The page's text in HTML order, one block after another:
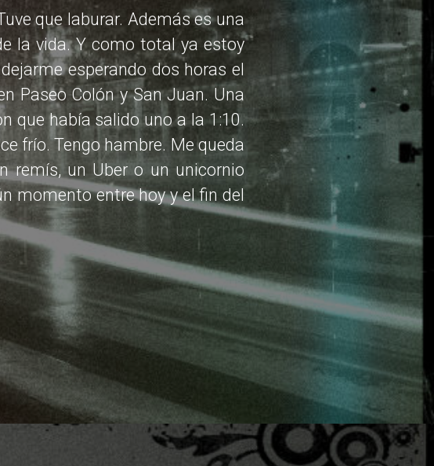
que laburar. Además es una
la vida. Y como total ya estoy
esperando dos horas el
Paseo Colón y San Juan. Una
que había salido uno a la 1:10.
frío. Tengo hambre. Me queda
remís, un Uber o un unicornio
momento entre hoy y el fin del